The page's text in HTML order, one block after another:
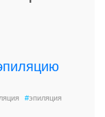
#эпиляция